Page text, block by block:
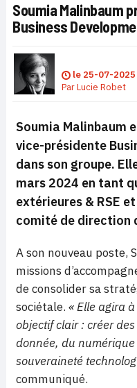
Soumia Malinbaum
Business
le 25-07-2025
ParLucie Robet
Soumia Malinbaum
vice-présidente
dans son groupe.
mars 2024 en tant
extérieures & RSE
comité de direction
A son nouveau poste,
missions
de consolider sa
sociétale. « Elle agira
objectif clair : créer
donnée, du
souveraineté
communiqué.